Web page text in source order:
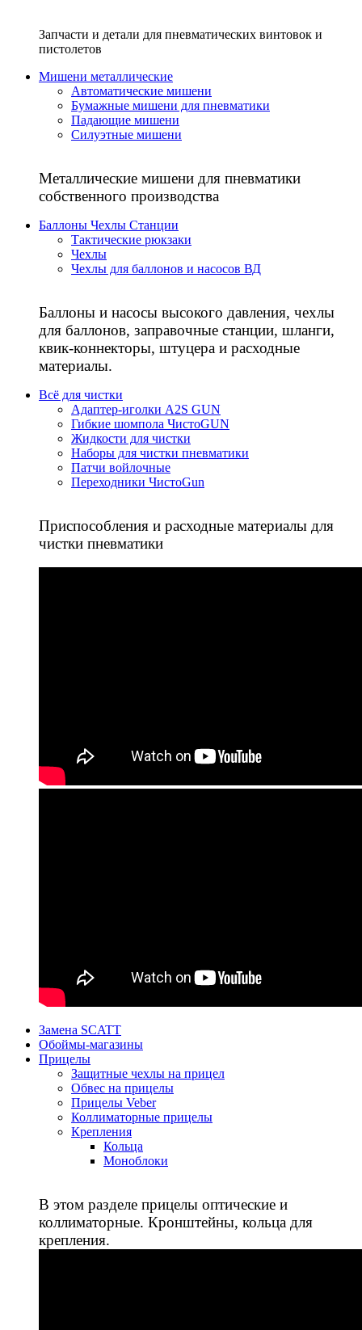
Запчасти и детали для пневматических винтовок и
пистолетов
Мишени металлические
Автоматические мишени
Бумажные мишени для пневматики
Падающие мишени
Силуэтные мишени
Металлические мишени для пневматики
собственного производства
Баллоны Чехлы Станции
Тактические рюкзаки
Чехлы
Чехлы для баллонов и насосов ВД
Баллоны и насосы высокого давления, чехлы
для баллонов, заправочные станции, шланги,
квик-коннекторы, штуцера и расходные
материалы.
Всё для чистки
Адаптер-иголки A2S GUN
Гибкие шомпола ЧистоGUN
Жидкости для чистки
Наборы для чистки пневматики
Патчи войлочные
Переходники ЧистоGun
Приспособления и расходные материалы для
чистки пневматики
Замена SCATT
Обоймы-магазины
Прицелы
Защитные чехлы на прицел
Обвес на прицелы
Прицелы Veber
Коллиматорные прицелы
Крепления
Кольца
Моноблоки
В этом разделе прицелы оптические и
коллиматорные. Кронштейны, кольца для
крепления.